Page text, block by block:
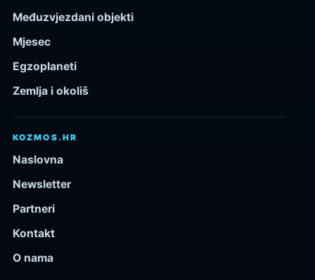
Međuzvjezdani objekti
Mjesec
Egzoplaneti
Zemlja i okoliš
KOZMOS.HR
Naslovna
Newsletter
Partneri
Kontakt
O nama